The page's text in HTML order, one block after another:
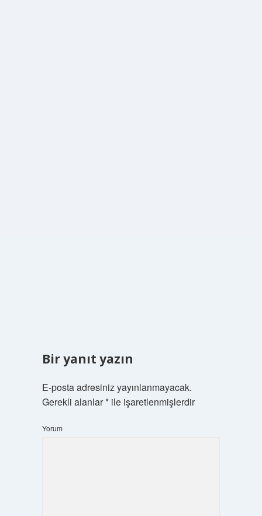
Bir yanıt yazın
E-posta adresiniz yayınlanmayacak.
Gerekli alanlar*ile işaretlenmişlerdir
Yorum